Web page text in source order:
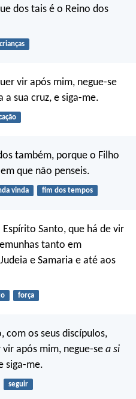
dos tais é o Reino dos
crianças
vir após mim, negue-se
a sua cruz, e siga-me.
também, porque o Filho
que não penseis.
vinda fim dos tempos
Santo, que há de vir
tanto em
e Samaria e até aos
força
com os seus discípulos,
vir após mim, negue-se a si
siga-me.
seguir